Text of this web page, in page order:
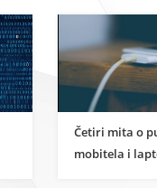
Četiri mita o
mobitela i